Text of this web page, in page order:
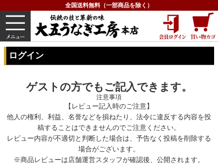
全国送料無料（一部商品を除く）
うなぎ 内祝い
グルメ
HOME
ログイン
ログイン
ゲストの方でもご記入できます。
注意事項
【レビュー記入時のご注意】
他人の権利、利益、名誉などを損ねたり、法令に違反する内容を投
稿することはできませんのでご注意ください。
レビュー内容が不適切と判断した場合は、予告なく投稿を削除する
場合がございます。
※商品レビューは店舗運営スタッフが確認後、公開されます。